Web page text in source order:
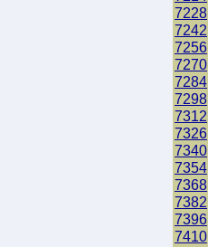
7228
7242
7256
7270
7284
7298
7312
7326
7340
7354
7368
7382
7396
7410